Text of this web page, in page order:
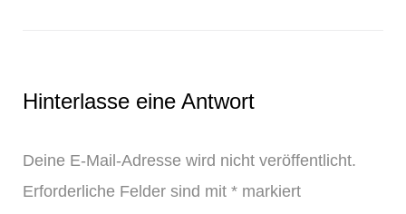
Hinterlasse eine Antwort
Deine E-Mail-Adresse wird nicht veröffentlicht.
Erforderliche Felder sind mit * markiert